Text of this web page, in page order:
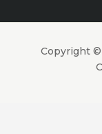
Copyright ©